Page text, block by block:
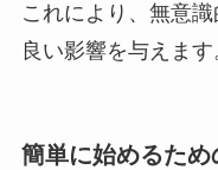
これにより、無意
良い影響を与えます
簡単に始めるため